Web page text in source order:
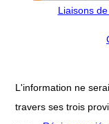
Liaisons
L'information ne
travers ses trois